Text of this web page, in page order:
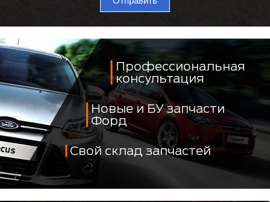
Профессиональная
консультация
Новые и БУ запчасти
Форд
Свой склад запчастей